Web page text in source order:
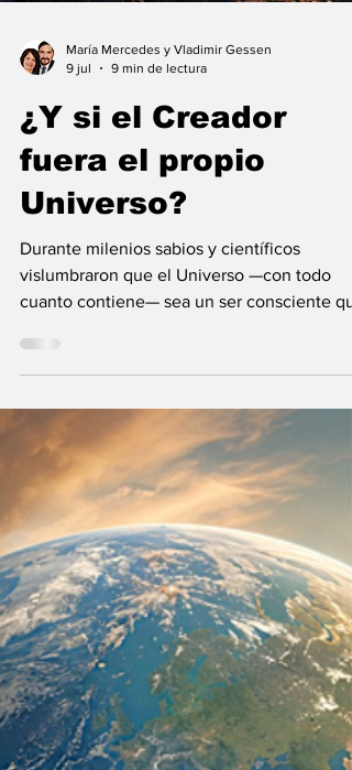
María Mercedes y Vladimir Gessen
¿Y si el Creador
fuera el propio
cuanto contiene— sea un ser consciente
se creó a sí mismo